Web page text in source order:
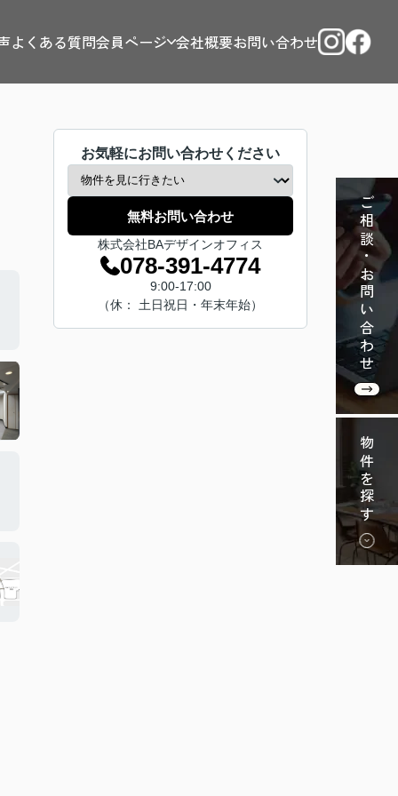
よくある質問会員ページ 会社概要お問い合わせ
ご相談・お問い合わせ
物件を探す
お気軽にお問い合わせください
無料お問い合わせ
株式会社BAデザインオフィス
078-391-4774
9:00-17:00
（休： 土日祝日・年末年始）